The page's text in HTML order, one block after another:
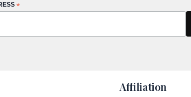
*
Affiliation